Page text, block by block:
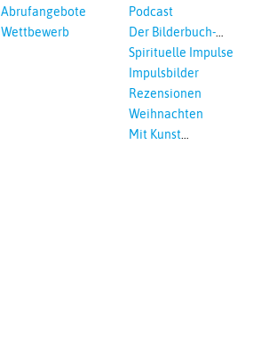
Abrufangebote
Wettbewerb
Podcast
Der Bilderbuch-
Podcast
Spirituelle Impulse
Impulsbilder
Rezensionen
Weihnachten
Mit Kunst